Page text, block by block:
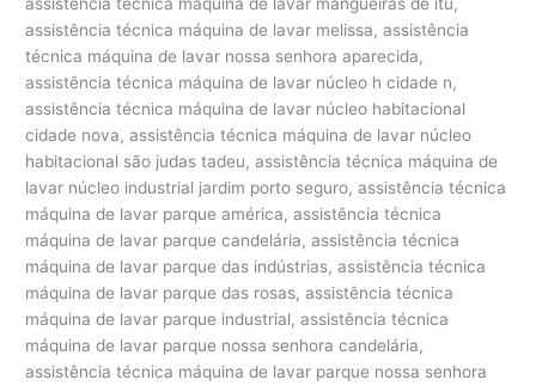
assistência técnica máquina de lavar melissa, assistência
técnica máquina de lavar nossa senhora aparecida,
assistência técnica máquina de lavar núcleo h cidade n,
assistência técnica máquina de lavar núcleo habitacional
cidade nova, assistência técnica máquina de lavar núcleo
habitacional são judas tadeu, assistência técnica máquina de
lavar núcleo industrial jardim porto seguro, assistência técnica
máquina de lavar parque américa, assistência técnica
máquina de lavar parque candelária, assistência técnica
máquina de lavar parque das indústrias, assistência técnica
máquina de lavar parque das rosas, assistência técnica
máquina de lavar parque industrial, assistência técnica
máquina de lavar parque nossa senhora candelária,
assistência técnica máquina de lavar parque nossa senhora